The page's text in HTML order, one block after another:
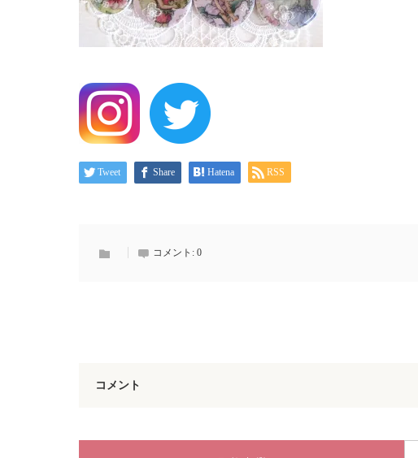
Tweet Share Hatena RSS
コメント: 0
コメント